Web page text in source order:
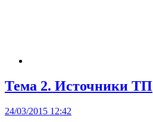
Тема 2. Источники ТП
24/03/2015 12:42